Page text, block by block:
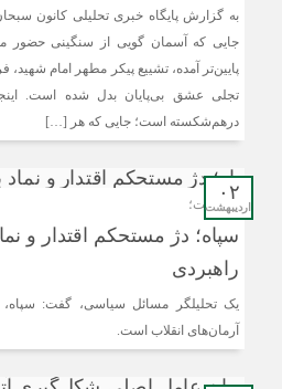
به گزارش پایگاه خبری تحلیلی کانون
جایی که آسمان گویی از سنگینی حضور
پایین‌تر آمده، تشییع پیکر مطهر امام
تجلی عشق بی‌پایان بدل شده است.
درهم‌شکسته است؛ جایی که هر […]
۰۲
اردیبهشت
یادداشت؛
سپاه؛ دژ مستحکم اقتدار و
راهبردی
یک تحلیلگر مسائل سیاسی، گفت: سپاه،
آرمان‌های انقلاب است.